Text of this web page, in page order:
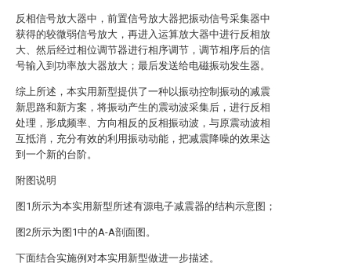
反相信号放大器中，前置信号放大器把振动信号采集器中
获得的较微弱信号放大，再进入运算放大器中进行反相放
大、然后经过相位调节器进行相序调节，调节相序后的信
号输入到功率放大器放大；最后发送给电磁振动发生器。
综上所述，本实用新型提供了一种以振动控制振动的减震
新思路和新方案，将振动产生的震动波采集后，进行反相
处理，形成频率、方向相反的反相振动波，与原震动波相
互抵消，充分有效的利用振动动能，把减震降噪的效果达
到一个新的台阶。
附图说明
图1所示为本实用新型所述有源电子减震器的结构示意图；
图2所示为图1中的A-A剖面图。
下面结合实施例对本实用新型做进一步描述。